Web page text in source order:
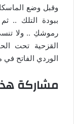
وقبل وضع
ببودة التلك ..
رموشكِ .. ولا
القزحية تحت
الوردي الفاتح
مشاركة